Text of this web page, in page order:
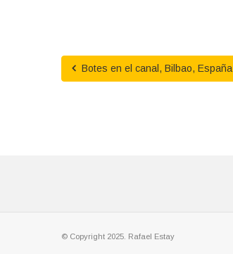
Botes en el canal, Bilbao, España
© Copyright 2025. Rafael Estay